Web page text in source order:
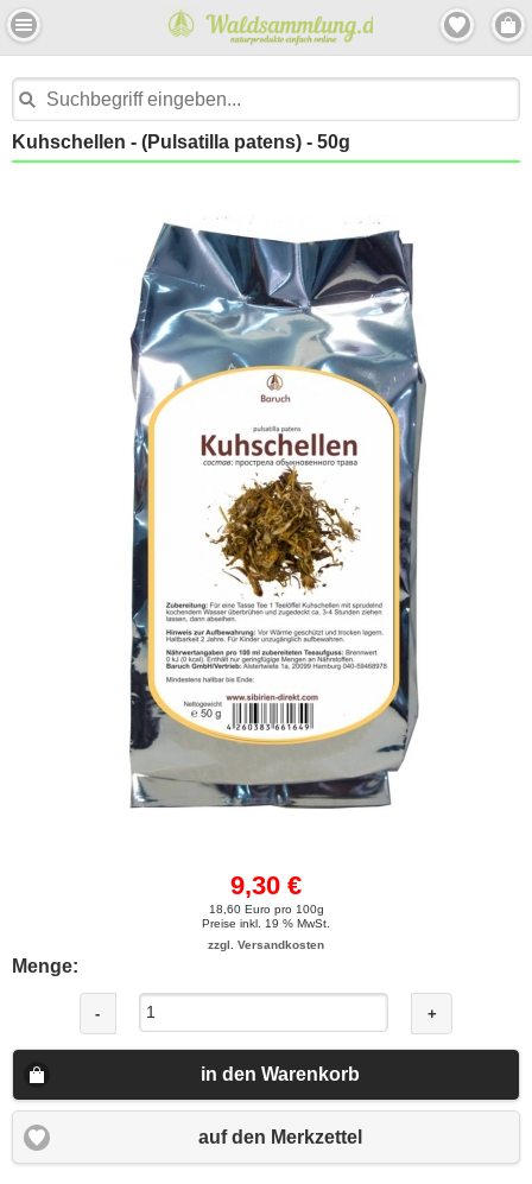
Kuhschellen - (Pulsatilla patens) - 50g
9,30 €
18,60 Euro pro 100g
Preise inkl. 19 % MwSt.
zzgl. Versandkosten
Menge:
- +
in den Warenkorb
auf den Merkzettel